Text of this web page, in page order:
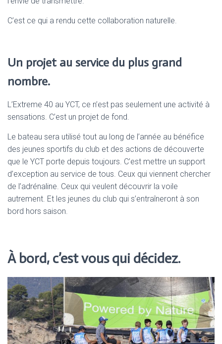
C’est ce qui a rendu cette collaboration naturelle.
Un projet au service du plus grand
nombre.
L’Extreme 40 au YCT, ce n’est pas seulement une activité à
sensations. C’est un projet de fond.
Le bateau sera utilisé tout au long de l’année au bénéfice
des jeunes sportifs du club et des actions de découverte
que le YCT porte depuis toujours. C’est mettre un support
d’exception au service de tous. Ceux qui viennent chercher
de l’adrénaline. Ceux qui veulent découvrir la voile
autrement. Et les jeunes du club qui s’entraîneront à son
bord hors saison.
À bord, c’est vous qui décidez.